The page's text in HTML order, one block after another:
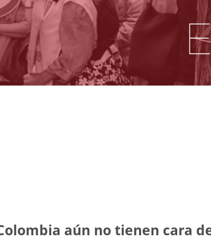
aún no tienen cara